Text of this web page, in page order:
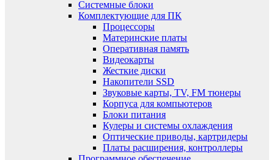
Системные блоки
Комплектующие для ПК
Процессоры
Материнские платы
Оперативная память
Видеокарты
Жесткие диски
Накопители SSD
Звуковые карты, TV, FM тюнеры
Корпуса для компьютеров
Блоки питания
Кулеры и системы охлаждения
Оптические приводы, картридеры
Платы расширения, контроллеры